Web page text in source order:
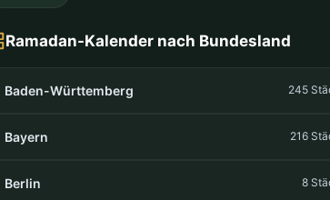
Ramadan-Kalender nach Bundesland
Baden-Württemberg 245
Bayern 216
Berlin 8